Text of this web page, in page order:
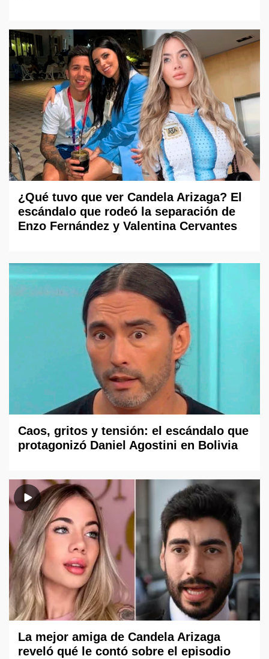
¿Qué tuvo que ver Candela Arizaga? El
escándalo que rodeó la separación de
Enzo Fernández y Valentina Cervantes
Caos, gritos y tensión: el escándalo que
protagonizó Daniel Agostini en Bolivia
La mejor amiga de Candela Arizaga
reveló qué le contó sobre el episodio